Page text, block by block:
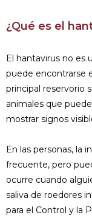
¿Qué es el
El hantavirus no es
puede encontrarse
principal reservorio
animales que
mostrar signos
En las personas, la
frecuente, pero
ocurre cuando
saliva de roedores
para el Control y la